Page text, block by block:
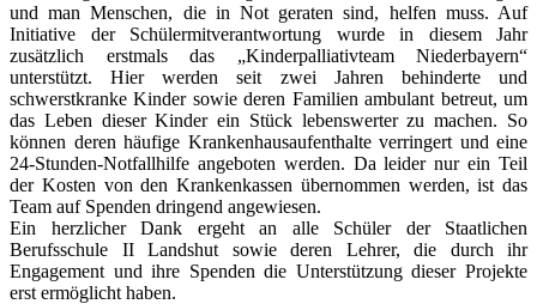
und man Menschen, die in Not geraten sind, helfen muss. Auf
Initiative der Schülermitverantwortung wurde in diesem Jahr
zusätzlich erstmals das „Kinderpalliativteam Niederbayern“
unterstützt. Hier werden seit zwei Jahren behinderte und
schwerstkranke Kinder sowie deren Familien ambulant betreut, um
das Leben dieser Kinder ein Stück lebenswerter zu machen. So
können deren häufige Krankenhausaufenthalte verringert und eine
24-Stunden-Notfallhilfe angeboten werden. Da leider nur ein Teil
der Kosten von den Krankenkassen übernommen werden, ist das
Team auf Spenden dringend angewiesen.
Ein herzlicher Dank ergeht an alle Schüler der Staatlichen
Berufsschule II Landshut sowie deren Lehrer, die durch ihr
Engagement und ihre Spenden die Unterstützung dieser Projekte
erst ermöglicht haben.